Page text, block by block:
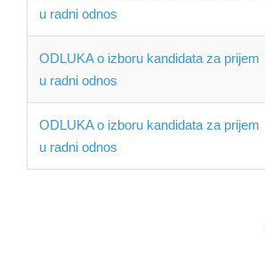
u radni odnos
ODLUKA o izboru kandidata za prijem
u radni odnos
ODLUKA o izboru kandidata za prijem
u radni odnos